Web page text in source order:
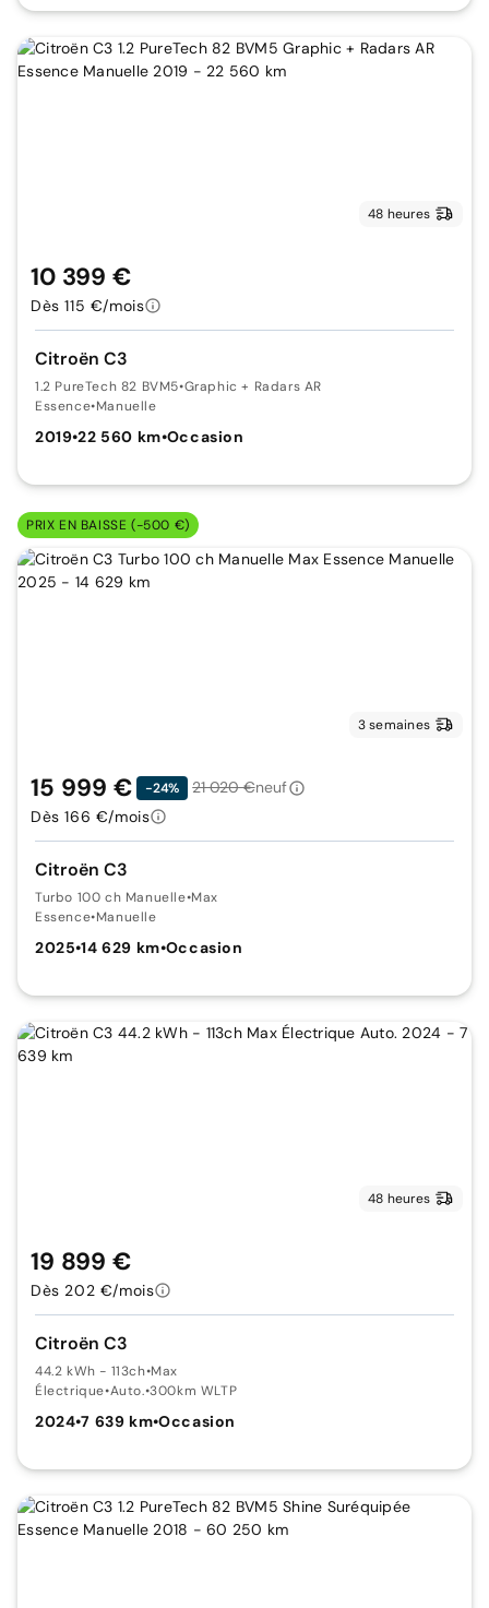
48 heures
Citroën C3
1.2 PureTech 82 BVM5•Graphic + Radars AR
Essence•Manuelle
2019•22 560 km•Occasion
10 399 €
Dès 115 €/mois
PRIX EN BAISSE (-500 €)
3 semaines
Citroën C3
Turbo 100 ch Manuelle•Max
Essence•Manuelle
2025•14 629 km•Occasion
15 999 € -24% 21 020 €neuf
Dès 166 €/mois
48 heures
Citroën C3
44.2 kWh - 113ch•Max
Électrique•Auto.•300km WLTP
2024•7 639 km•Occasion
19 899 €
Dès 202 €/mois